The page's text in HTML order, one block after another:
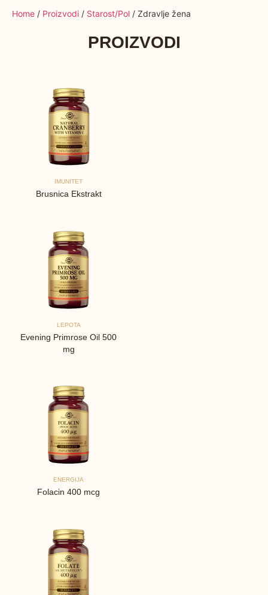
Home / Proizvodi / Starost/Pol / Zdravlje žena
PROIZVODI
IMUNITET
Brusnica Ekstrakt
LEPOTA
Evening Primrose Oil 500
mg
ENERGIJA
Folacin 400 mcg